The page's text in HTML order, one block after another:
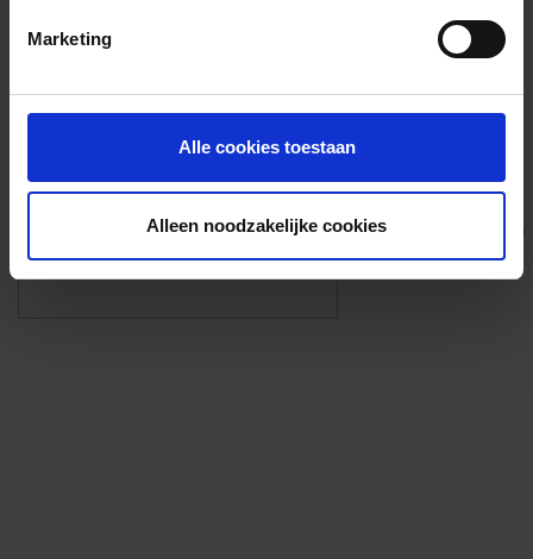
Marketing
Alle cookies toestaan
Alleen noodzakelijke cookies
Foto’s ({{photos.length}})
Eigen foto’s